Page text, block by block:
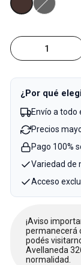
¿Por qué
Envío a todo
Precios
Pago 100%
Variedad de
Acceso
¡Aviso
permanecerá
podés
Avellaneda
normalidad.